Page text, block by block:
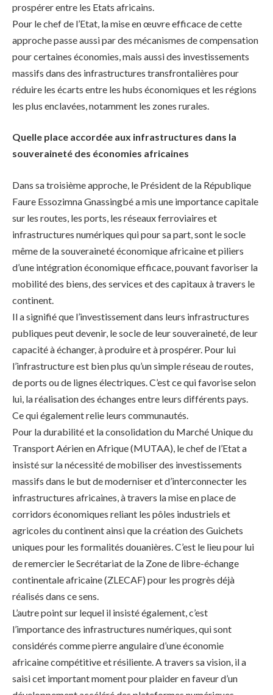
prospérer entre les Etats africains.
Pour le chef de l’Etat, la mise en œuvre efficace de cette
approche passe aussi par des mécanismes de compensation
pour certaines économies, mais aussi des investissements
massifs dans des infrastructures transfrontalières pour
réduire les écarts entre les hubs économiques et les régions
les plus enclavées, notamment les zones rurales.
Quelle place accordée aux infrastructures dans la
souveraineté des économies africaines
Dans sa troisième approche, le Président de la République
Faure Essozimna Gnassingbé a mis une importance capitale
sur les routes, les ports, les réseaux ferroviaires et
infrastructures numériques qui pour sa part, sont le socle
même de la souveraineté économique africaine et piliers
d’une intégration économique efficace, pouvant favoriser la
mobilité des biens, des services et des capitaux à travers le
continent.
Il a signifié que l’investissement dans leurs infrastructures
publiques peut devenir, le socle de leur souveraineté, de leur
capacité à échanger, à produire et à prospérer. Pour lui
l’infrastructure est bien plus qu’un simple réseau de routes,
de ports ou de lignes électriques. C’est ce qui favorise selon
lui, la réalisation des échanges entre leurs différents pays.
Ce qui également relie leurs communautés.
Pour la durabilité et la consolidation du Marché Unique du
Transport Aérien en Afrique (MUTAA), le chef de l’Etat a
insisté sur la nécessité de mobiliser des investissements
massifs dans le but de moderniser et d’interconnecter les
infrastructures africaines, à travers la mise en place de
corridors économiques reliant les pôles industriels et
agricoles du continent ainsi que la création des Guichets
uniques pour les formalités douanières. C’est le lieu pour lui
de remercier le Secrétariat de la Zone de libre-échange
continentale africaine (ZLECAF) pour les progrès déjà
réalisés dans ce sens.
L’autre point sur lequel il insisté également, c’est
l’importance des infrastructures numériques, qui sont
considérés comme pierre angulaire d’une économie
africaine compétitive et résiliente. A travers sa vision, il a
saisi cet important moment pour plaider en faveur d’un